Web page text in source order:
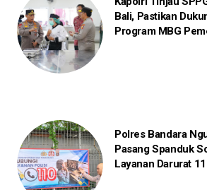
Bali, Pastikan
Program MBG
Polres Bandara
Pasang Spanduk
Layanan Darurat